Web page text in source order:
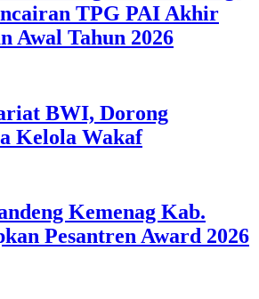
TPG PAI Akhir
Awal Tahun 2026
BWI, Dorong
Kelola Wakaf
Kemenag Kab.
Pesantren Award 2026